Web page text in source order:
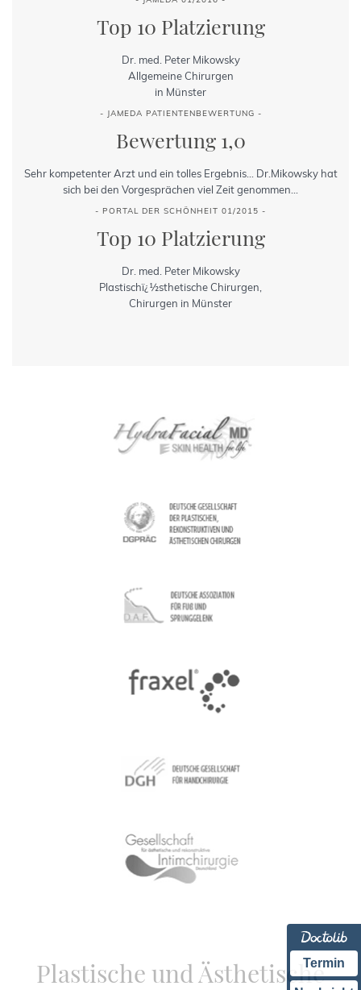
Termin
Top 10 Platzierung
Dr. med. Peter Mikowsky
Allgemeine Chirurgen
in Münster
- JAMEDA PATIENTENBEWERTUNG -
Bewertung 1,0
Sehr kompetenter Arzt und ein tolles Ergebnis... Dr.Mikowsky hat
sich bei den Vorgesprächen viel Zeit genommen...
- PORTAL DER SCHÖNHEIT 01/2015 -
Top 10 Platzierung
Dr. med. Peter Mikowsky
Plastischï¿½sthetische Chirurgen,
Chirurgen in Münster
Plastische und Ästhetische